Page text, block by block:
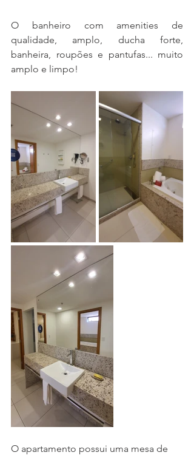
O banheiro com amenities de
qualidade, amplo, ducha forte,
banheira, roupões e pantufas... muito
amplo e limpo!
O apartamento possui uma mesa de